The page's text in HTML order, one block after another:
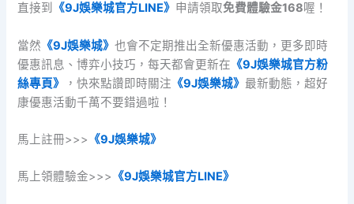
直接到
《9J娛樂城官方LINE》 申請領取免費體驗金168喔！
當然 《9J娛樂城》也會不定期推出全新優惠活動，更多即時
優惠訊息、博弈小技巧，每天都會更新在 《9J娛樂城官方粉
絲專頁》
，快來點讚即時關注 《9J娛樂城》 最新動態，超好
康優惠活動千萬不要錯過啦！
馬上註冊>>> 《9J娛樂城》
馬上領體驗金>>> 《9J娛樂城官方LINE》